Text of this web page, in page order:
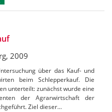
2009
über das Kauf- und
beim Schlepperkauf. Die
unterteilt: zunächst wurde eine
der Agrarwirtschaft der
Ziel dieser…